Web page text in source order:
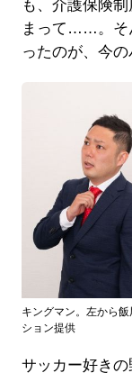
も、介護保険
まって……。そ
ったのが、今の
キングマン。左から
ション提供
サッカー好き